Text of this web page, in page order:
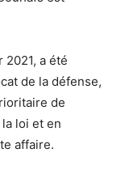
2021, a été
de la défense,
de
loi et en
affaire.